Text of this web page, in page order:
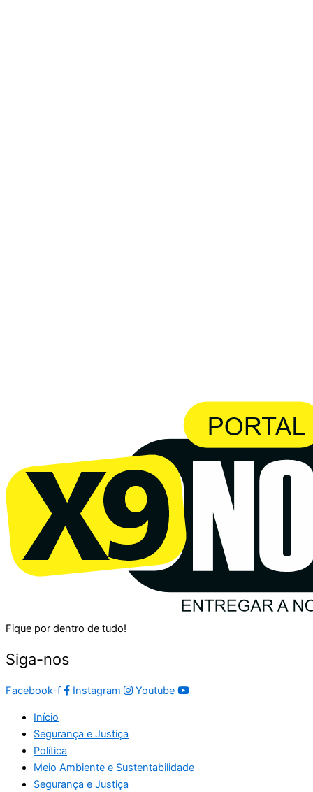
Fique por dentro de tudo!
Siga-nos
Facebook-f Instagram Youtube
Início
Segurança e Justiça
Política
Meio Ambiente e Sustentabilidade
Segurança e Justiça